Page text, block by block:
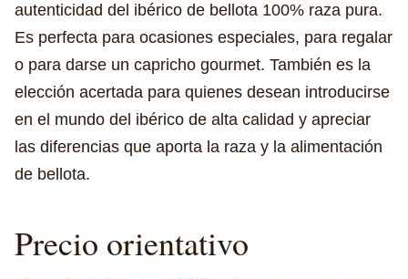
autenticidad del ibérico de bellota 100% raza pura.
Es perfecta para ocasiones especiales, para regalar
o para darse un capricho gourmet. También es la
elección acertada para quienes desean introducirse
en el mundo del ibérico de alta calidad y apreciar
las diferencias que aporta la raza y la alimentación
de bellota.
Precio orientativo